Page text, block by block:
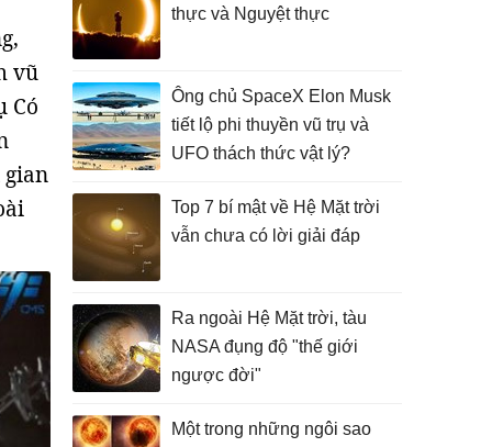
vũ
Có
gian
thực và Nguyệt thực
Ông chủ SpaceX Elon Musk
tiết lộ phi thuyền vũ trụ và
UFO thách thức vật lý?
Top 7 bí mật về Hệ Mặt trời
vẫn chưa có lời giải đáp
Ra ngoài Hệ Mặt trời, tàu
NASA đụng độ "thế giới
ngược đời"
Một trong những ngôi sao